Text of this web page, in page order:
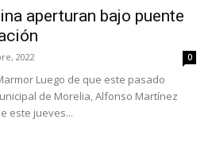
aperturan bajo puente
2022 0
Luego de que este pasado
de Morelia, Alfonso Martínez
este jueves...